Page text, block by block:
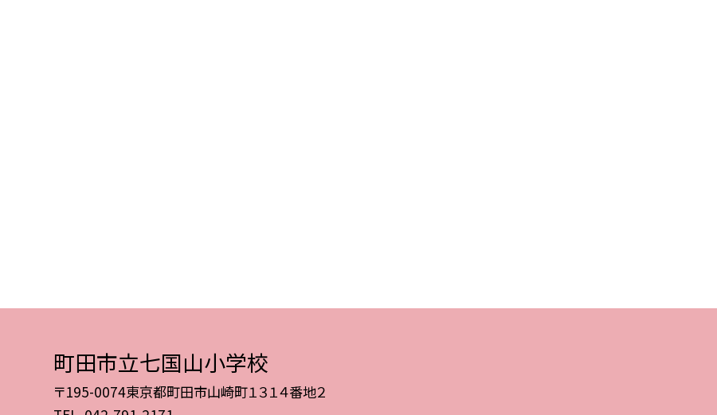
町田市立七国山小学校
〒195-0074東京都町田市山崎町１３１４番地２